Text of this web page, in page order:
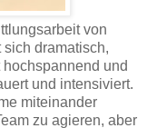
von
sich dramatisch,
und
und intensiviert.
miteinander
zu agieren, aber